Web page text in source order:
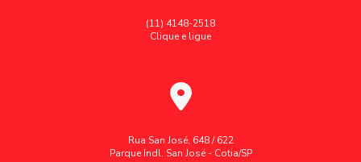
(11) 4148-2518
Clique e ligue
Rua San José, 648 / 622
Parque Indl. San José - Cotia/SP